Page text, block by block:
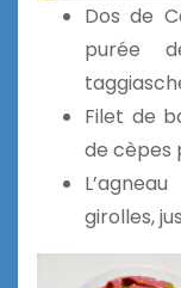
Dos de
purée
Filet de
de cèpes
girolles,